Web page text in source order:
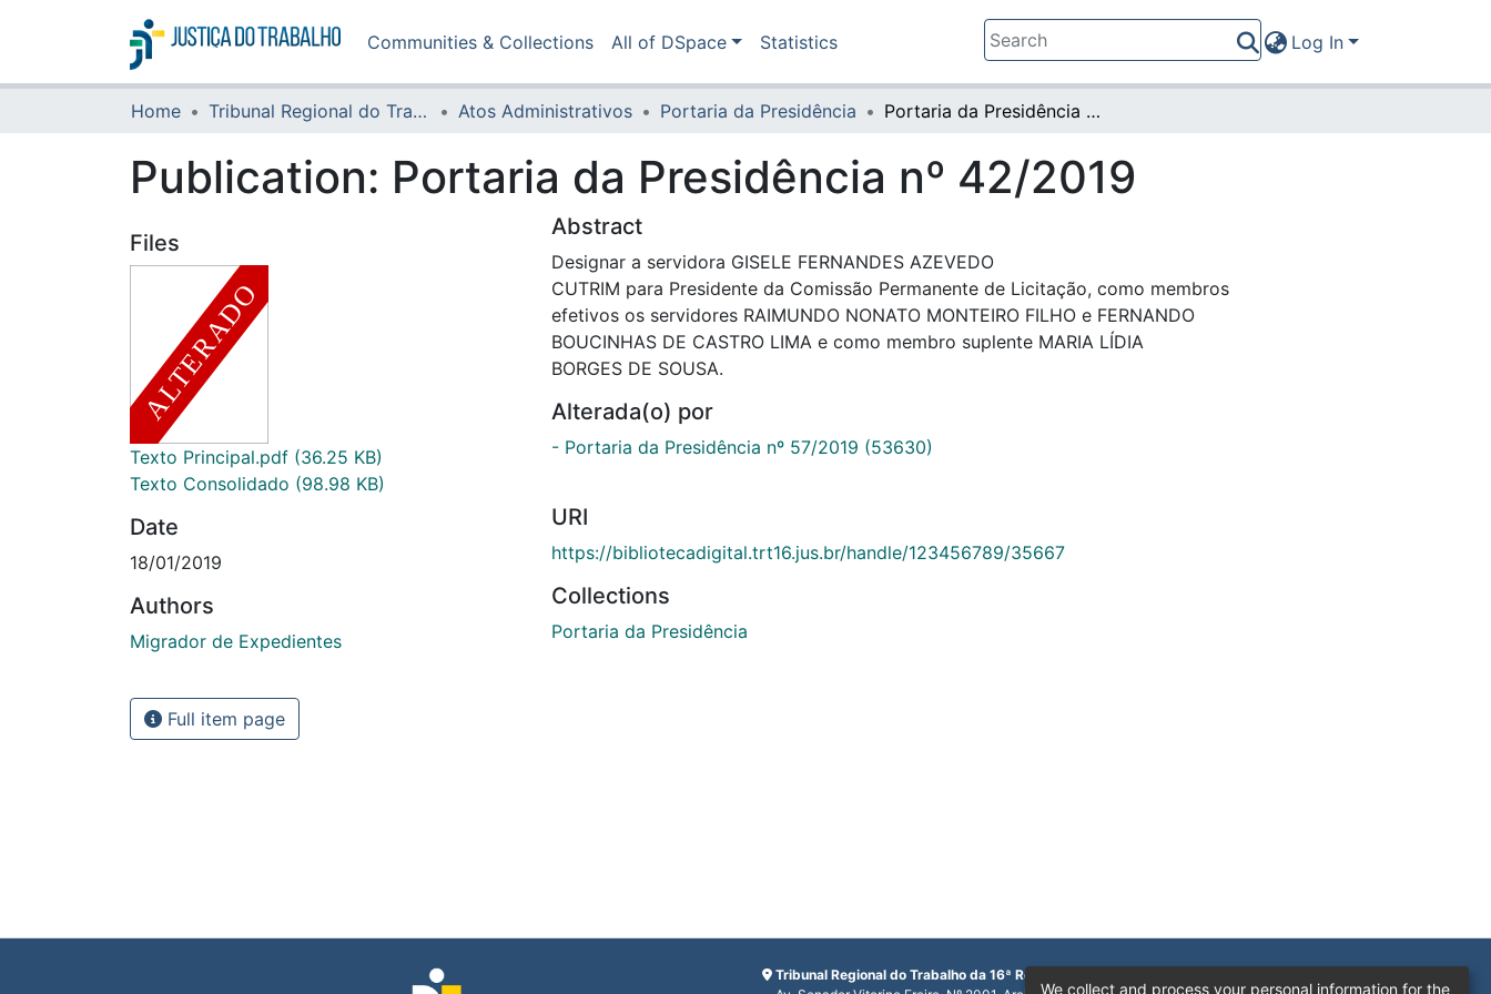
Communities & Collections All of DSpace Statistics Log In
Home Tribunal Regional do Trabalho da 16ª Região Atos Administrativos Portaria da Presidência Portaria da Presidência nº 42/2019
Publication: Portaria da Presidência nº 42/2019
Files
Texto Principal.pdf (36.25 KB)
Texto Consolidado (98.98 KB)
Date
18/01/2019
Authors
Migrador de Expedientes
Full item page
Abstract
Designar a servidora GISELE FERNANDES AZEVEDO
CUTRIM para Presidente da Comissão Permanente de Licitação, como membros
efetivos os servidores RAIMUNDO NONATO MONTEIRO FILHO e FERNANDO
BOUCINHAS DE CASTRO LIMA e como membro suplente MARIA LÍDIA
BORGES DE SOUSA.
Alterada(o) por
- Portaria da Presidência nº 57/2019 (53630)
URI
https://bibliotecadigital.trt16.jus.br/handle/123456789/35667
Collections
Portaria da Presidência
Tribunal Regional do Trabalho da 16ª Região
We collect and process your personal information for the